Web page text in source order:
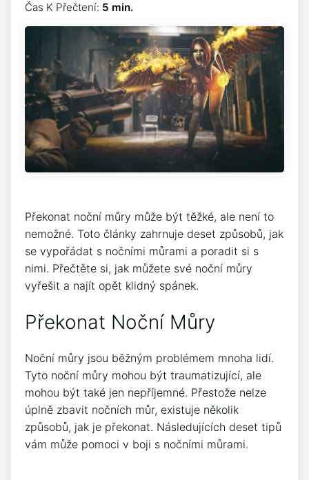
Čas K Přečtení: 5 min.
Překonat noční můry může být těžké, ale není to
nemožné. Toto články zahrnuje deset způsobů, jak
se vypořádat s nočními můrami a poradit si s
nimi. Přečtěte si, jak můžete své noční můry
vyřešit a najít opět klidný spánek.
Překonat Noční Můry
Noční můry jsou běžným problémem mnoha lidí.
Tyto noční můry mohou být traumatizující, ale
mohou být také jen nepříjemné. Přestože nelze
úplně zbavit nočních můr, existuje několik
způsobů, jak je překonat. Následujících deset tipů
vám může pomoci v boji s nočními můrami.